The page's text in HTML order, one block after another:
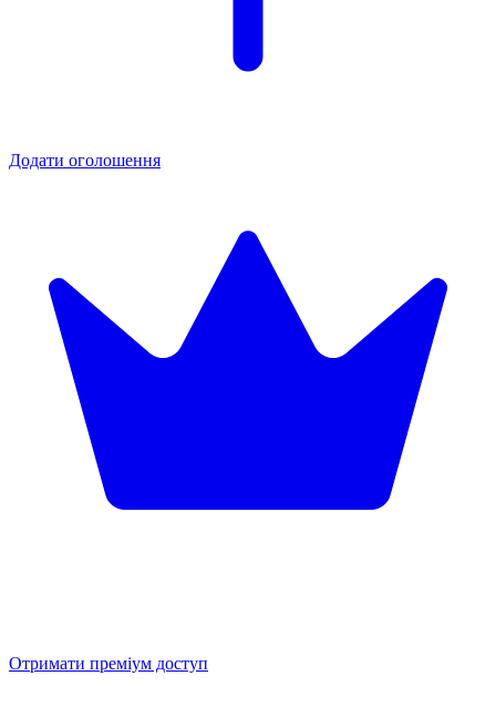
Додати оголошення
Отримати преміум доступ